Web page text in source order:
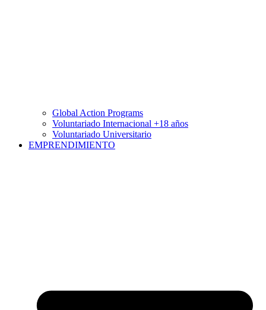
Global Action Programs
Voluntariado Internacional +18 años
Voluntariado Universitario
EMPRENDIMIENTO